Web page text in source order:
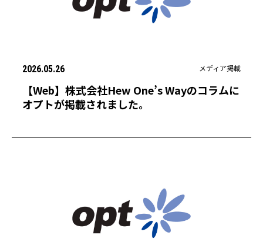
2026.05.26 メディア掲載
【Web】株式会社Hew One’s Wayのコラムに
オプトが掲載されました。